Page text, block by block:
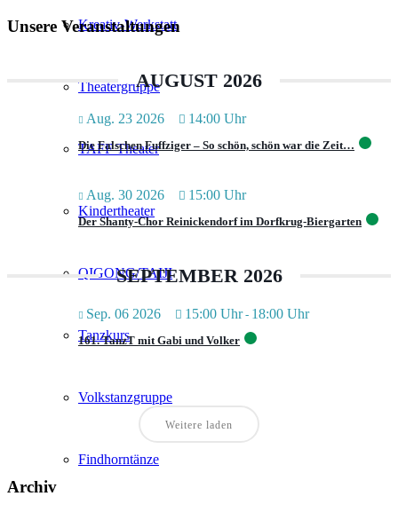
Kreativ-Werkstatt
Theatergruppe
TAFF Theater
Kindertheater
QIGONG/TAIJI
Tanzkurs
Volkstanzgruppe
Findhorntänze
Unsere Veranstaltungen
AUGUST 2026
Aug. 23 2026 14:00 Uhr
Die Falschen Fuffziger – So schön, schön war die Zeit…
Aug. 30 2026 15:00 Uhr
Der Shanty-Chor Reinickendorf im Dorfkrug-Biergarten
SEPTEMBER 2026
Sep. 06 2026 15:00 Uhr- 18:00 Uhr
161. TanzT mit Gabi und Volker
Weitere laden
Archiv